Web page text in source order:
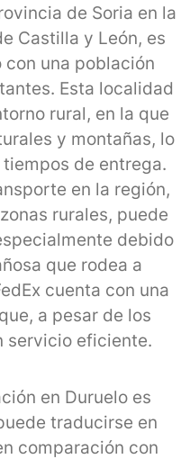
de Soria en la
Castilla y León, es
una población
Esta localidad
rural, en la que
y montañas, lo
de entrega.
en la región,
rurales, puede
debido
que rodea a
cuenta con una
a pesar de los
servicio eficiente.
en Duruelo es
traducirse en
comparación con